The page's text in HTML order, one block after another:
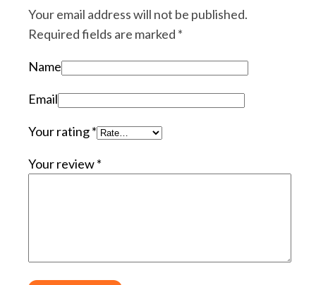
Your email address will not be published.
Required fields are marked *
Name
Email
Your rating*
Your review*